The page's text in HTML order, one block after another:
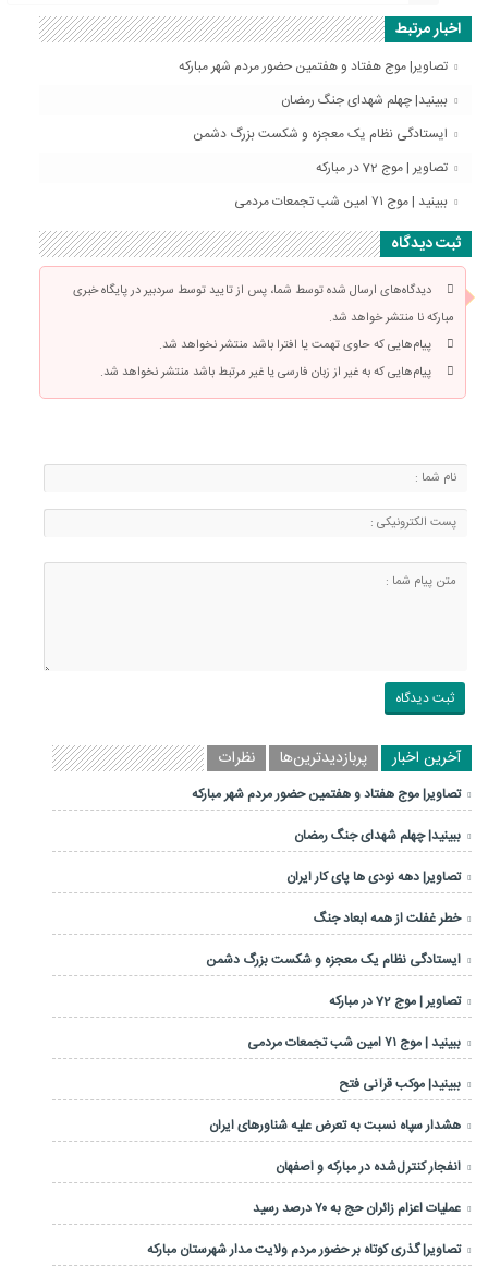
اخبار مرتبط
تصاویر| موج هفتاد و هفتمین حضور مردم شهر مبارکه
ببینید| چهلم شهدای جنگ رمضان
ایستادگی نظام یک معجزه و شکست بزرگ دشمن
تصاویر | موج 72 در مبارکه
ببینید | موج ۷۱ امین شب تجمعات مردمی
ثبت دیدگاه
دیدگاه‌های ارسال شده توسط شما، پس از تایید توسط سردبیر در پایگاه خبری
مبارکه نا منتشر خواهد شد.
پیام‌هایی که حاوی تهمت یا افترا باشد منتشر نخواهد شد.
پیام‌هایی که به غیر از زبان فارسی یا غیر مرتبط باشد منتشر نخواهد شد.
آخرین اخبار پربازدیدترین‌ها نظرات
تصاویر| موج هفتاد و هفتمین حضور مردم شهر مبارکه
ببینید| چهلم شهدای جنگ رمضان
تصاویر| دهه نودی ها پای کار ایران
خطر غفلت از همه ابعاد جنگ
ایستادگی نظام یک معجزه و شکست بزرگ دشمن
تصاویر | موج 72 در مبارکه
ببینید | موج ۷۱ امین شب تجمعات مردمی
ببینید| موکب قرآنی فتح
هشدار سپاه نسبت به تعرض علیه شناورهای ایران
انفجار کنترل‌شده در مبارکه و اصفهان
عملیات اعزام زائران حج به ۷۰ درصد رسید
تصاویر| گذری کوتاه بر حضور مردم ولایت مدار شهرستان مبارکه